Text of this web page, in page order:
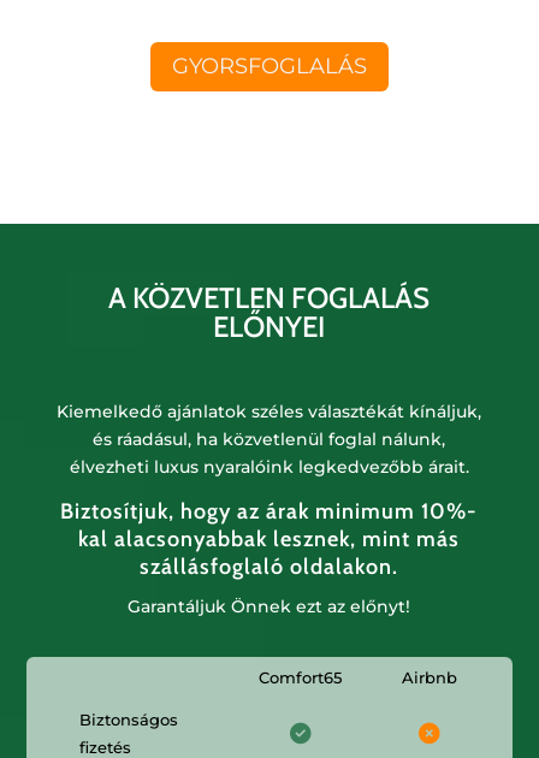
GYORSFOGLALÁS
A KÖZVETLEN FOGLALÁS
ELŐNYEI
Kiemelkedő ajánlatok széles választékát kínáljuk,
és ráadásul, ha közvetlenül foglal nálunk,
élvezheti luxus nyaralóink legkedvezőbb árait.
Biztosítjuk, hogy az árak minimum 10%-
kal alacsonyabbak lesznek, mint más
szállásfoglaló oldalakon.
Garantáljuk Önnek ezt az előnyt!
Comfort65 Airbnb
Biztonságos
fizetés